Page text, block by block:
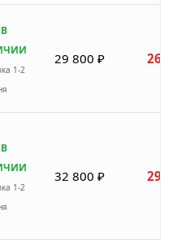
1-2
29 800 ₽ 26
1-2
32 800 ₽ 29